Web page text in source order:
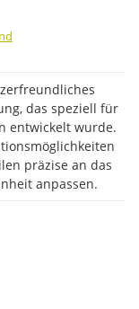
das speziell für
entwickelt wurde.
präzise an das
anpassen.